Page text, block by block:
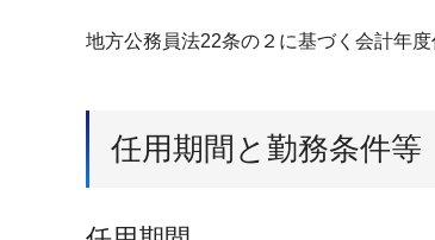
地方公務員法22条の２に基づく会計年
任用期間と勤務条件等